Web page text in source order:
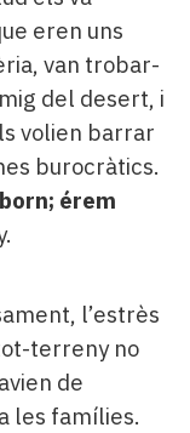
eren uns
van trobar-
del desert, i
volien barrar
burocràtics.
érem
l’estrès
terreny no
de
a les famílies.